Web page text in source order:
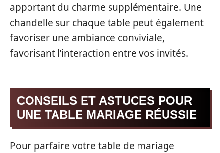
apportant du charme supplémentaire. Une
chandelle sur chaque table peut également
favoriser une ambiance conviviale,
favorisant l’interaction entre vos invités.
CONSEILS ET ASTUCES POUR
UNE TABLE MARIAGE RÉUSSIE
Pour parfaire votre table de mariage